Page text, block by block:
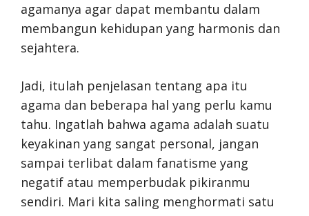
agamanya agar dapat membantu dalam
membangun kehidupan yang harmonis dan
sejahtera.
Jadi, itulah penjelasan tentang apa itu
agama dan beberapa hal yang perlu kamu
tahu. Ingatlah bahwa agama adalah suatu
keyakinan yang sangat personal, jangan
sampai terlibat dalam fanatisme yang
negatif atau memperbudak pikiranmu
sendiri. Mari kita saling menghormati satu